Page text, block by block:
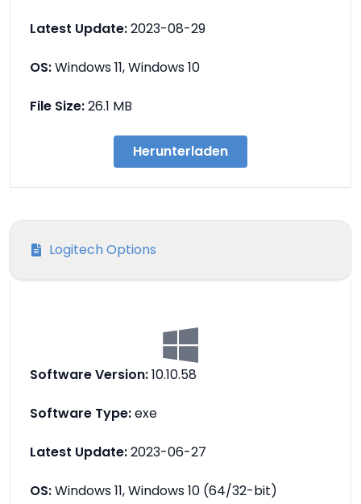
Latest Update:2023-08-29
OS:Windows 11, Windows 10
File Size:26.1 MB
Herunterladen
Logitech Options
Software Version:10.10.58
Software Type:exe
Latest Update:2023-06-27
OS:Windows 11, Windows 10 (64/32-bit)